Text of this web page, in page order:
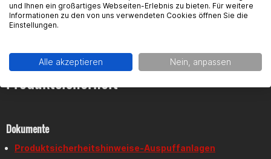
Geraden.
Proma Roma
auspuff den es gibt schaffe mit meiner generic schlaffe 60kmh
Ewald Haider
Antworten zu diesem Artikel.
Produktsicherheit
Dokumente
Produktsicherheitshinweise-Auspuffanlagen
und Ihnen ein großartiges Webseiten-Erlebnis zu bieten. Für weitere
Informationen zu den von uns verwendeten Cookies öffnen Sie die
Einstellungen.
Alle akzeptieren Nein, anpassen